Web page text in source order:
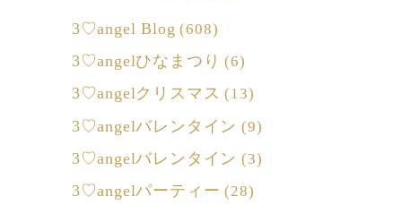
3♡angel Blog (608)
3♡angelひなまつり (6)
3♡angelクリスマス (13)
3♡angelバレンタイン (9)
3♡angelバレンタイン (3)
3♡angelパーティー (28)